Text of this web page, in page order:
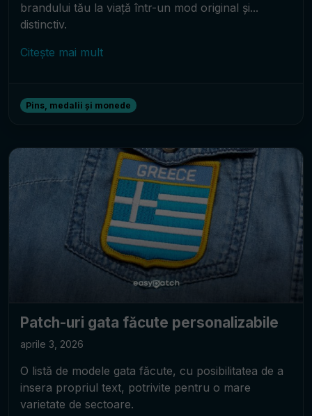
brandului tău la viață într-un mod original și...
distinctiv.
Citește mai mult
Pins, medalii și monede
Patch-uri gata făcute personalizabile
aprile 3, 2026
O listă de modele gata făcute, cu posibilitatea de a
insera propriul text, potrivite pentru o mare
varietate de sectoare.